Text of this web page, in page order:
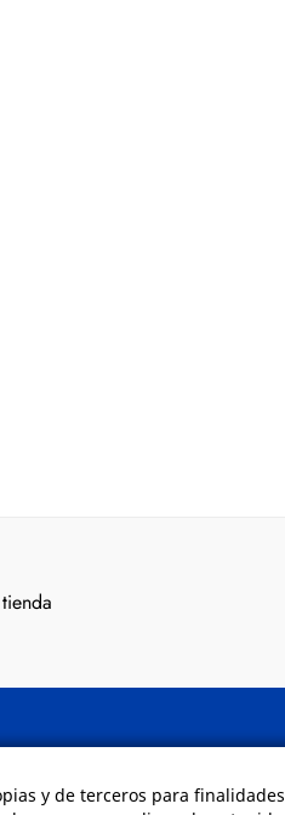
y de terceros para finalidades
Contacto